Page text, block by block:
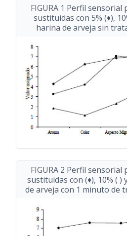
FIGURA 1 Perfil
sustituidas con 5% (♦),
harina de arveja sin
FIGURA 2 Perfil
sustituidas con (♦), 10% ( )
de arveja con 1 minuto de